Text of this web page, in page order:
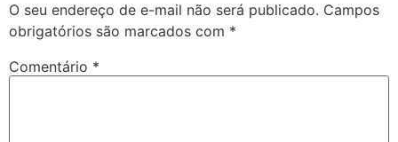
O seu endereço de e-mail não será publicado. Campos
obrigatórios são marcados com *
Comentário *